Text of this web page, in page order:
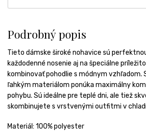
Podrobný popis
Tieto dámske široké nohavice sú
každodenné nosenie aj na špeciálne
kombinovať pohodlie s módnym vzhľadom.
ľahkým materiálom ponúka maximálny
pohybu. Sú ideálne pre teplé dni, ale tiež
skombinujete s vrstvenými outfitmi v
Materiál: 100% polyester